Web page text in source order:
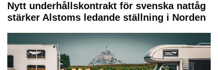
Nytt underhållskontrakt för svenska nattåg
stärker Alstoms ledande ställning i Norden